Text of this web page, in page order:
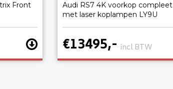
Front
Audi RS7 4K voorkop compleet
met laser koplampen LY9U
€13495,- incl BTW